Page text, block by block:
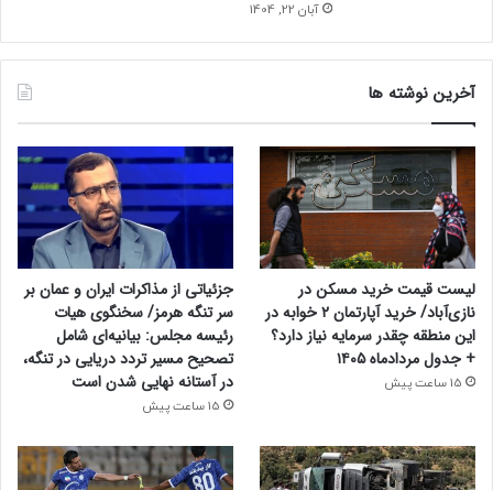
آبان 22, 1404
آخرین نوشته ها
لیست قیمت خرید مسکن در
نازی‌آباد/ خرید آپارتمان ۲ خوابه در
این منطقه چقدر سرمایه نیاز دارد؟
+ جدول مردادماه ۱۴۰۵
15 ساعت پیش
جزئیاتی از مذاکرات ایران و عمان بر
سر تنگه هرمز/ سخنگوی هیات
رئیسه مجلس: بیانیه‌ای شامل
تصحیح مسیر تردد دریایی در تنگه،
در آستانه نهایی شدن است
15 ساعت پیش